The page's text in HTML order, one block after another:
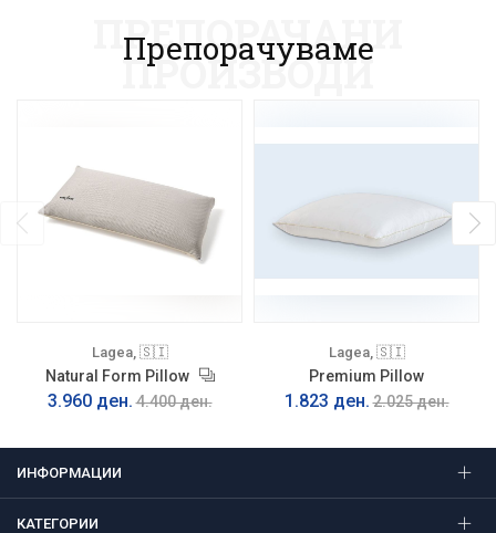
Препорачуваме
ПРЕПОРАЧАНИ
ПРОИЗВОДИ
Lagea, 🇸🇮
Natural Form Pillow
3.960 ден. 4.400 ден.
Lagea, 🇸🇮
Premium Pillow
1.823 ден. 2.025 ден.
ИНФОРМАЦИИ
КАТЕГОРИИ